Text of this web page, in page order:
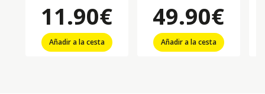
11.90€
Añadir a la cesta
49.90€
Añadir a la cesta